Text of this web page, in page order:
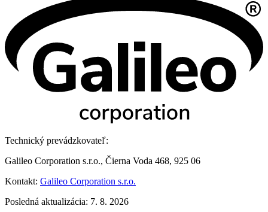
Technický prevádzkovateľ:
Galileo Corporation s.r.o., Čierna Voda 468, 925 06
Kontakt: Galileo Corporation s.r.o.
Posledná aktualizácia: 7. 8. 2026